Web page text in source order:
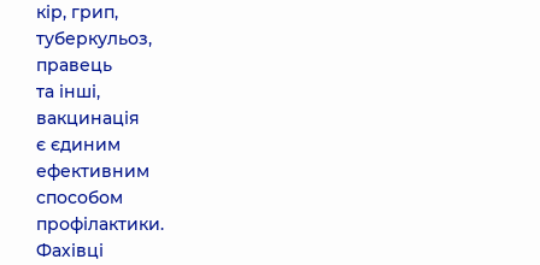
кір, грип,
туберкульоз,
правець
та інші,
вакцинація
є єдиним
ефективним
способом
профілактики.
Фахівці